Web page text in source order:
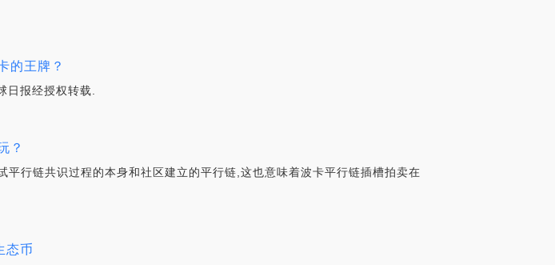
的王牌？
报经授权转载.
？
行链共识过程的本身和社区建立的平行链,这也意味着波卡平行链插槽拍卖在
态币